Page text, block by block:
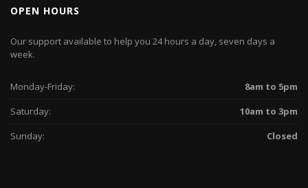
OPEN HOURS
Our support available to help you 24 hours a day, seven days a
week.
Monday-Friday:
8am to 5pm
Saturday:
10am to 3pm
Sunday:
Closed